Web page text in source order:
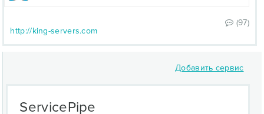
(97)
http://king-servers.com
Добавить сервис
ServicePipe